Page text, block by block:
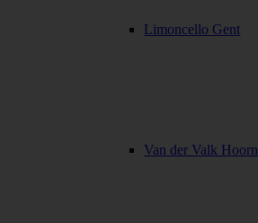
Limoncello Gent
Van der Valk Hoorn